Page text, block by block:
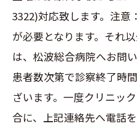
3322)対応致します。注
が必要となります。それ
は、松波総合病院へお問
患者数次第で診察終了時
ざいます。一度クリニッ
合に、上記連絡先へ電話